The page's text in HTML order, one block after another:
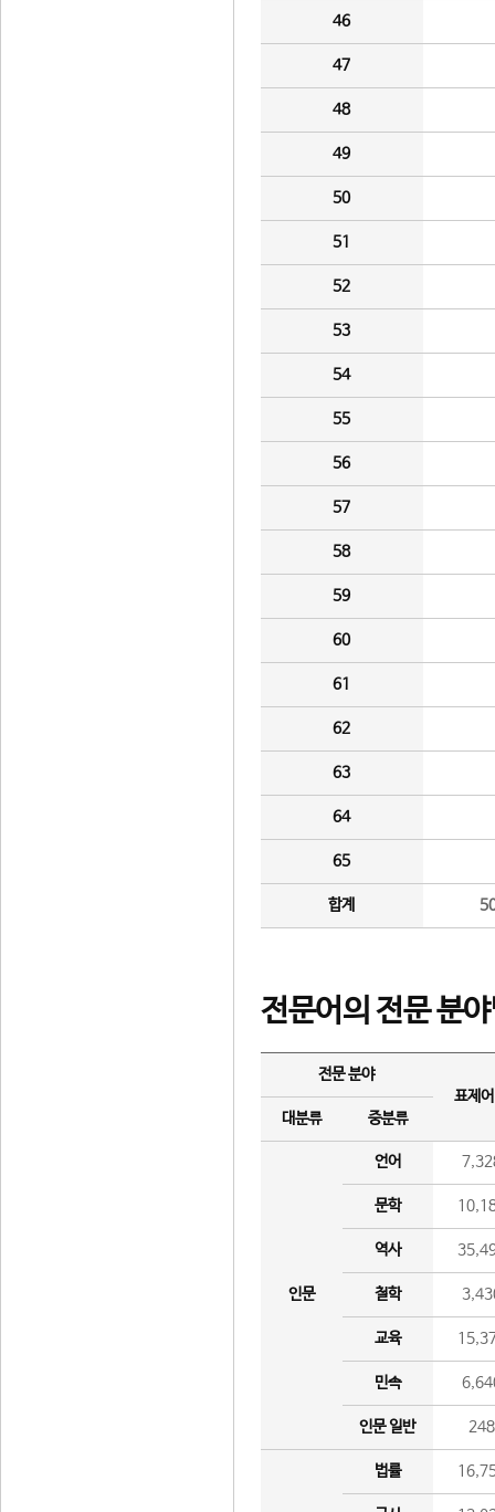
46
47
48
49
50
51
52
53
54
55
56
57
58
59
60
61
62
63
64
65
합계
전문어의 전문 분
전문 분야
표제
대분류
중분류
인문
언어
문학
역사
철학
교육
민속
인문 일반 248
법률